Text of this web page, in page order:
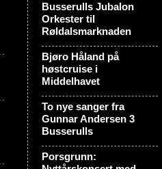
Busserulls Jubalon
Orkester til
Røldalsmarknaden
Bjøro Håland på
høstcruise i
Middelhavet
To nye sanger fra
Gunnar Andersen 3
Busserulls
Porsgrunn: